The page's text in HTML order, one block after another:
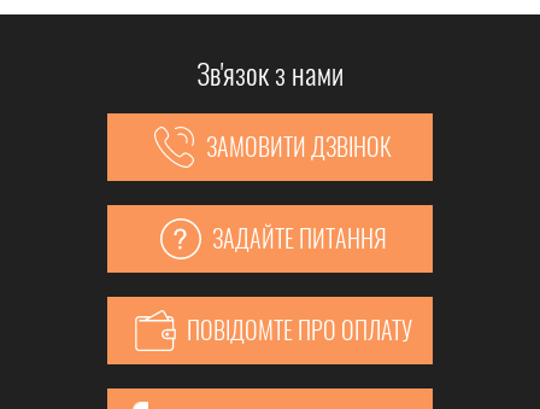
Зв'язок з нами
ЗАМОВИТИ ДЗВІНОК
ЗАДАЙТЕ ПИТАННЯ
ПОВІДОМТЕ ПРО ОПЛАТУ